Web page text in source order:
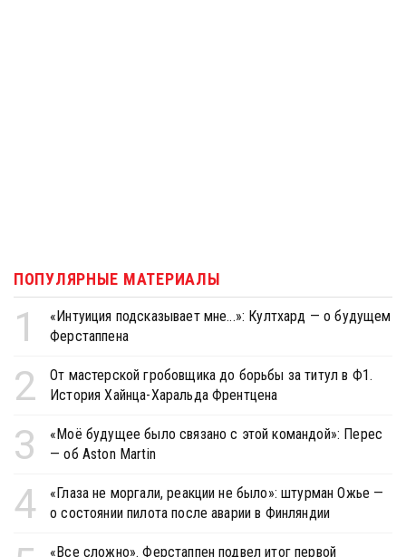
ПОПУЛЯРНЫЕ МАТЕРИАЛЫ
1
«Интуиция подсказывает мне...»: Култхард — о будущем
Ферстаппена
2
От мастерской гробовщика до борьбы за титул в Ф1.
История Хайнца-Харальда Френтцена
3
«Моё будущее было связано с этой командой»: Перес
— об Aston Martin
4
«Глаза не моргали, реакции не было»: штурман Ожье —
о состоянии пилота после аварии в Финляндии
«Все сложно». Ферстаппен подвел итог первой